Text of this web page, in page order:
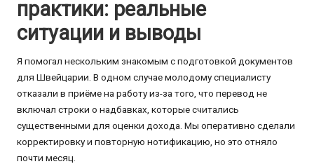
практики: реальные
ситуации и выводы
Я помогал нескольким знакомым с подготовкой документов
для Швейцарии. В одном случае молодому специалисту
отказали в приёме на работу из-за того, что перевод не
включал строки о надбавках, которые считались
существенными для оценки дохода. Мы оперативно сделали
корректировку и повторную нотификацию, но это отняло
почти месяц.